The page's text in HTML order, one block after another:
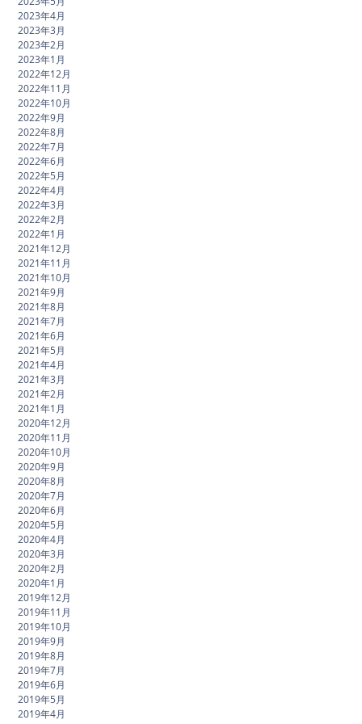
2023年4月
2023年3月
2023年2月
2023年1月
2022年12月
2022年11月
2022年10月
2022年9月
2022年8月
2022年7月
2022年6月
2022年5月
2022年4月
2022年3月
2022年2月
2022年1月
2021年12月
2021年11月
2021年10月
2021年9月
2021年8月
2021年7月
2021年6月
2021年5月
2021年4月
2021年3月
2021年2月
2021年1月
2020年12月
2020年11月
2020年10月
2020年9月
2020年8月
2020年7月
2020年6月
2020年5月
2020年4月
2020年3月
2020年2月
2020年1月
2019年12月
2019年11月
2019年10月
2019年9月
2019年8月
2019年7月
2019年6月
2019年5月
2019年4月